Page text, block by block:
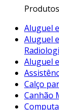
Produtos
Aluguel
Aluguel
Aluguel
Calço
Canhão